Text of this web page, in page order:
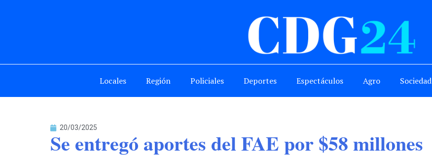
Locales Región Policiales Deportes Espectáculos Agro Sociedad
20/03/2025
Se entregó aportes del FAE por $58 millones